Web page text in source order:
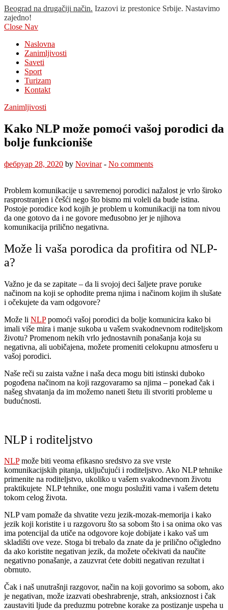
Beograd na drugačiji način. Izazovi iz prestonice Srbije. Nastavimo
zajedno!
Close Nav
Naslovna
Zanimljivosti
Saveti
Sport
Turizam
Kontakt
Zanimljivosti
Kako NLP može pomoći vašoj porodici da
bolje funkcioniše
фебруар 28, 2020 by Novinar- No comments
Problem komunikacije u savremenoj porodici nažalost je vrlo široko
rasprostranjen i češći nego što bismo mi voleli da bude istina.
Postoje porodice kod kojih je problem u komunikaciji na tom nivou
da one gotovo da i ne govore međusobno jer je njihova
komunikacija prilično negativna.
Može li vaša porodica da profitira od NLP-
a?
Važno je da se zapitate – da li svojoj deci šaljete prave poruke
načinom na koji se ophodite prema njima i načinom kojim ih slušate
i očekujete da vam odgovore?
Može li NLPpomoći vašoj porodici da bolje komunicira kako bi
imali više mira i manje sukoba u vašem svakodnevnom roditeljskom
životu? Promenom nekih vrlo jednostavnih ponašanja koja su
negativna, ali uobičajena, možete promeniti celokupnu atmosferu u
vašoj porodici.
Naše reči su zaista važne i naša deca mogu biti istinski duboko
pogođena načinom na koji razgovaramo sa njima – ponekad čak i
našeg shvatanja da im možemo naneti štetu ili stvoriti probleme u
budućnosti.
NLP i roditeljstvo
NLPmože biti veoma efikasno sredstvo za sve vrste
komunikacijskih pitanja, uključujući i roditeljstvo. Ako NLP tehnike
primenite na roditeljstvo, ukoliko u vašem svakodnevnom životu
praktikujete NLP tehnike, one mogu poslužiti vama i vašem detetu
tokom celog života.
NLP vam pomaže da shvatite vezu jezik-mozak-memorija i kako
jezik koji koristite i u razgovoru što sa sobom što i sa onima oko vas
ima potencijal da utiče na odgovore koje dobijate i kako vaš um
skladišti ove veze. Stoga bi trebalo da znate da je prilično očigledno
da ako koristite negativan jezik, da možete očekivati da naučite
negativno ponašanje, a zauzvrat ćete dobiti negativan rezultat i
obrnuto.
Čak i naš unutrašnji razgovor, način na koji govorimo sa sobom, ako
je negativan, može izazvati obeshrabrenje, strah, anksioznost i čak
zaustaviti ljude da preduzmu potrebne korake za postizanje uspeha u